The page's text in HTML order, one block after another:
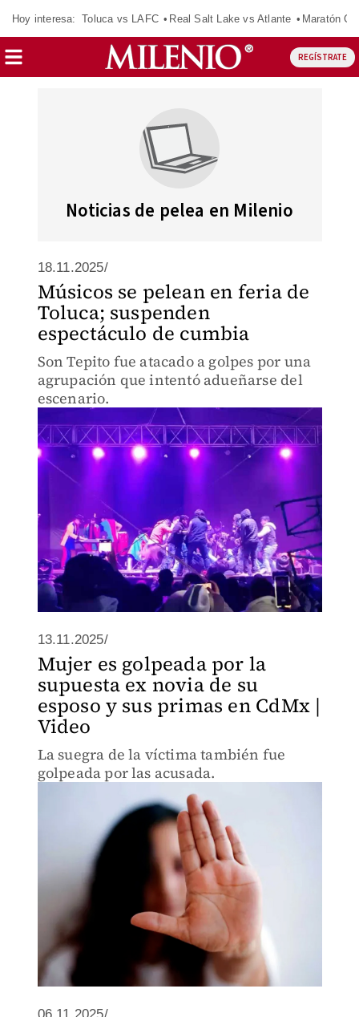
Hoy interesa: Toluca vs LAFC Real Salt Lake vs Atlante Maratón
REGÍSTRATE
Noticias de pelea en Milenio
18.11.2025/
Músicos se pelean en feria de
Toluca; suspenden
espectáculo de cumbia
Son Tepito fue atacado a golpes por una
agrupación que intentó adueñarse del
escenario.
13.11.2025/
Mujer es golpeada por la
supuesta ex novia de su
esposo y sus primas en CdMx |
Video
La suegra de la víctima también fue
golpeada por las acusada.